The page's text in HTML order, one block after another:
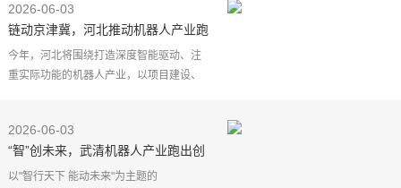
东商汤国香资本
2026-06-03
链动京津冀，河北推动机器人产业跑
出“加速度”
今年，河北将围绕打造深度智能驱动、注
重实际功能的机器人产业，以项目建设、
践，推动河北机
2026-06-03
“智”创未来，武清机器人产业跑出创
新“加速度”
以"智行天下 能动未来"为主题的